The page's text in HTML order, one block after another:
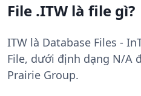
File .ITW là file gì?
ITW là Database Files -
File, dưới định dạng N/A
Prairie Group.